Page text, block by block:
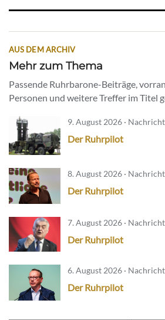
AUS DEM ARCHIV
Mehr zum Thema
Passende Ruhrbarone-Beiträge,
Personen und weitere Treffer im Titel
9. August 2026 ·
Der Ruhrpilot
8. August 2026 ·
Der Ruhrpilot
7. August 2026 ·
Der Ruhrpilot
6. August 2026 ·
Der Ruhrpilot